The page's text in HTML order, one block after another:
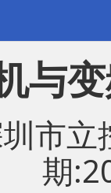
与
圳市
期